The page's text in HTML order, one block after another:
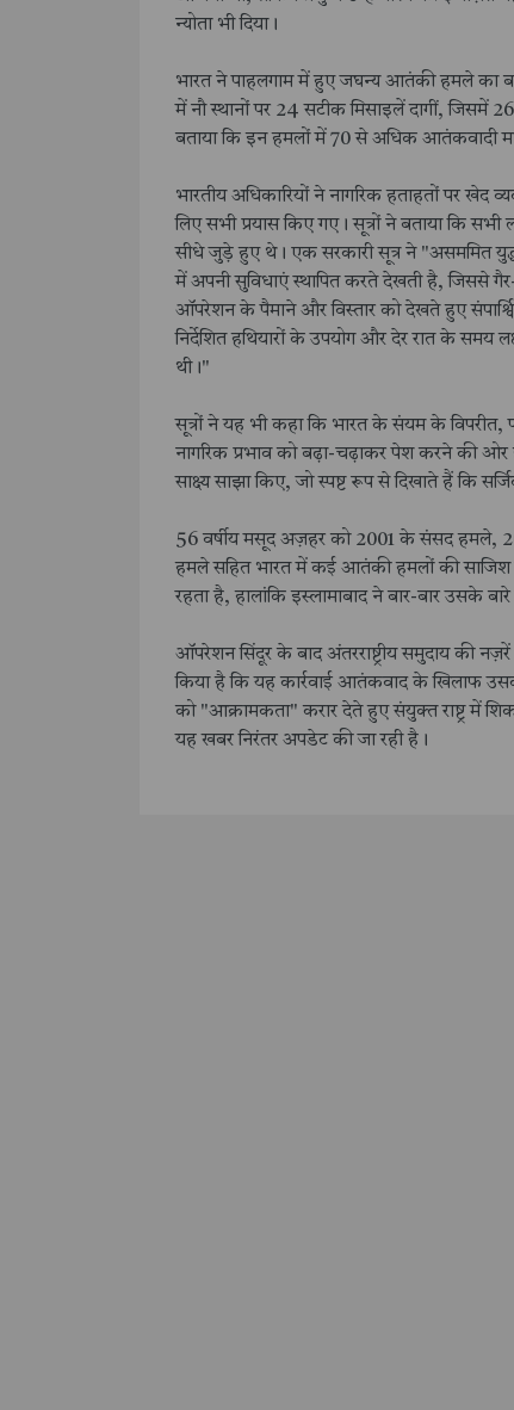
न्योता भी दिया।
भारत ने पाहलगाम में हुए जघन्य आतंकी हमले का
में नौ स्थानों पर 24 सटीक मिसाइलें दागीं, जिसमें 26
बताया कि इन हमलों में 70 से अधिक आतंकवादी
भारतीय अधिकारियों ने नागरिक हताहतों पर खेद
लिए सभी प्रयास किए गए। सूत्रों ने बताया कि
सीधे जुड़े हुए थे। एक सरकारी सूत्र ने "असममित
में अपनी सुविधाएं स्थापित करते देखती है, जिससे
ऑपरेशन के पैमाने और विस्तार को देखते हुए
निर्देशित हथियारों के उपयोग और देर रात के
थी।"
सूत्रों ने यह भी कहा कि भारत के संयम के विपरीत,
नागरिक प्रभाव को बढ़ा-चढ़ाकर पेश करने की ओर
साक्ष्य साझा किए, जो स्पष्ट रूप से दिखाते हैं कि
56 वर्षीय मसूद अज़हर को 2001 के संसद हमले,
हमले सहित भारत में कई आतंकी हमलों की साजिश
रहता है, हालांकि इस्लामाबाद ने बार-बार उसके
ऑपरेशन सिंदूर के बाद अंतरराष्ट्रीय समुदाय की
किया है कि यह कार्रवाई आतंकवाद के खिलाफ
को "आक्रामकता" करार देते हुए संयुक्त राष्ट्र में
यह खबर निरंतर अपडेट की जा रही है।